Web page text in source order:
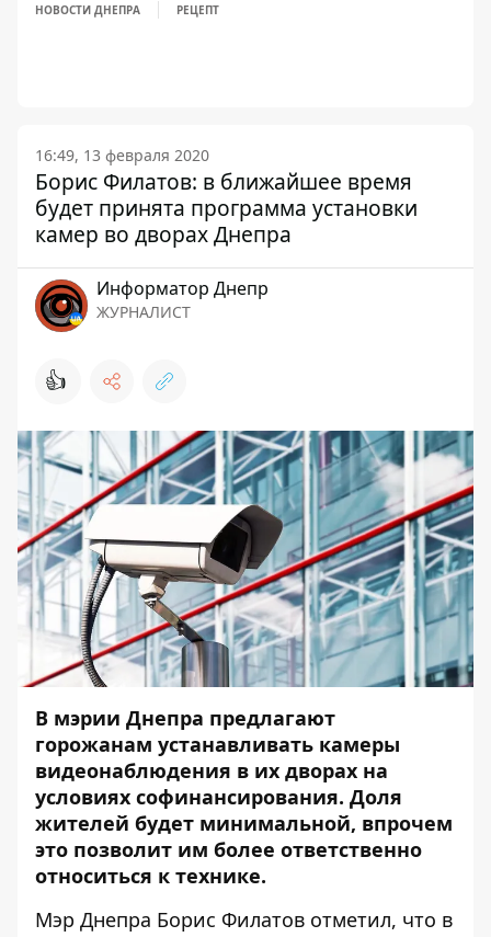
НОВОСТИ ДНЕПРА РЕЦЕПТ
16:49, 13 февраля 2020
Борис Филатов: в ближайшее время
будет принята программа установки
камер во дворах Днепра
Информатор Днепр
ЖУРНАЛИСТ
👍
В мэрии Днепра предлагают
горожанам устанавливать камеры
видеонаблюдения в их дворах на
условиях софинансирования. Доля
жителей будет минимальной, впрочем
это позволит им более ответственно
относиться к технике.
Мэр Днепра Борис Филатов отметил, что в